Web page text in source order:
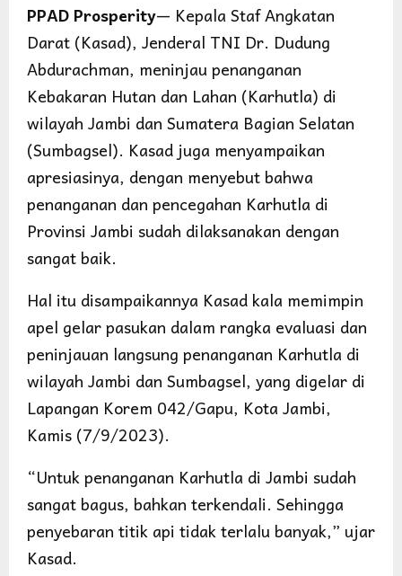
PPAD Prosperity— Kepala Staf Angkatan
Darat (Kasad), Jenderal TNI Dr. Dudung
Abdurachman, meninjau penanganan
Kebakaran Hutan dan Lahan (Karhutla) di
wilayah Jambi dan Sumatera Bagian Selatan
(Sumbagsel). Kasad juga menyampaikan
apresiasinya, dengan menyebut bahwa
penanganan dan pencegahan Karhutla di
Provinsi Jambi sudah dilaksanakan dengan
sangat baik.
Hal itu disampaikannya Kasad kala memimpin
apel gelar pasukan dalam rangka evaluasi dan
peninjauan langsung penanganan Karhutla di
wilayah Jambi dan Sumbagsel, yang digelar di
Lapangan Korem 042/Gapu, Kota Jambi,
Kamis (7/9/2023).
“Untuk penanganan Karhutla di Jambi sudah
sangat bagus, bahkan terkendali. Sehingga
penyebaran titik api tidak terlalu banyak,” ujar
Kasad.